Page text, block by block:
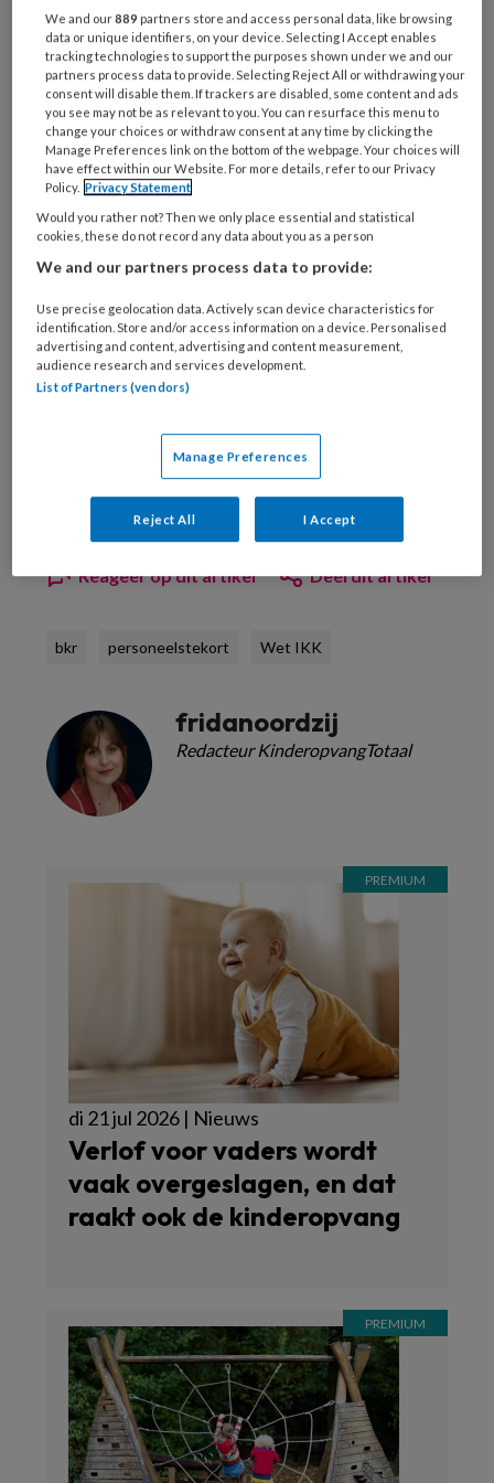
Management Kinderopvang
Weekoverzicht
Ja, ik geef toestemming voor e-mails
van KinderopvangTotaal en
Springer Media B.V.
?
Uw bovenstaande gegevens kunnen worden toegevoegd aan
uw profiel in overeenstemming met ons
privacy statement
Bekijk hier onze abonnementen
Reageer op dit artikel Deel dit artikel
bkr personeelstekort Wet IKK
fridanoordzij
Redacteur KinderopvangTotaal
di 21 jul 2026 | Nieuws
Verlof voor vaders wordt
vaak overgeslagen, en dat
raakt ook de kinderopvang
We and our889 partners store and access personal data, like browsing
data or unique identifiers, on your device. Selecting I Accept enables
tracking technologies to support the purposes shown under we and our
partners process data to provide. Selecting Reject All or withdrawing your
consent will disable them. If trackers are disabled, some content and ads
you see may not be as relevant to you. You can resurface this menu to
change your choices or withdraw consent at any time by clicking the
Manage Preferences link on the bottom of the webpage. Your choices will
have effect within our Website. For more details, refer to our Privacy
Policy. Privacy Statement
Would you rather not? Then we only place essential and statistical
cookies, these do not record any data about you as a person
We and our partners process data to provide:
Use precise geolocation data. Actively scan device characteristics for
identification. Store and/or access information on a device. Personalised
advertising and content, advertising and content measurement,
audience research and services development.
List of Partners (vendors)
Manage Preferences
Reject All I Accept